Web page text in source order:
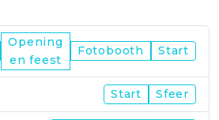
Opening
en feest
Fotobooth Start
Start Sfeer